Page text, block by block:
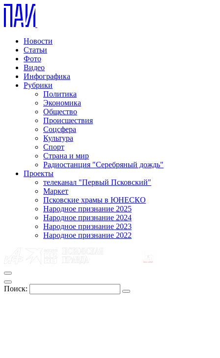
Новости
Статьи
Фото
Видео
Инфографика
Рубрики
Политика
Экономика
Общество
Происшествия
Соцсфера
Культура
Спорт
Страна и мир
Радиостанция "Серебряный дождь"
Проекты
телеканал "Первый Псковский"
Маркет
Псковские храмы в ЮНЕСКО
Народное признание 2025
Народное признание 2024
Народное признание 2023
Народное признание 2022
Поиск: